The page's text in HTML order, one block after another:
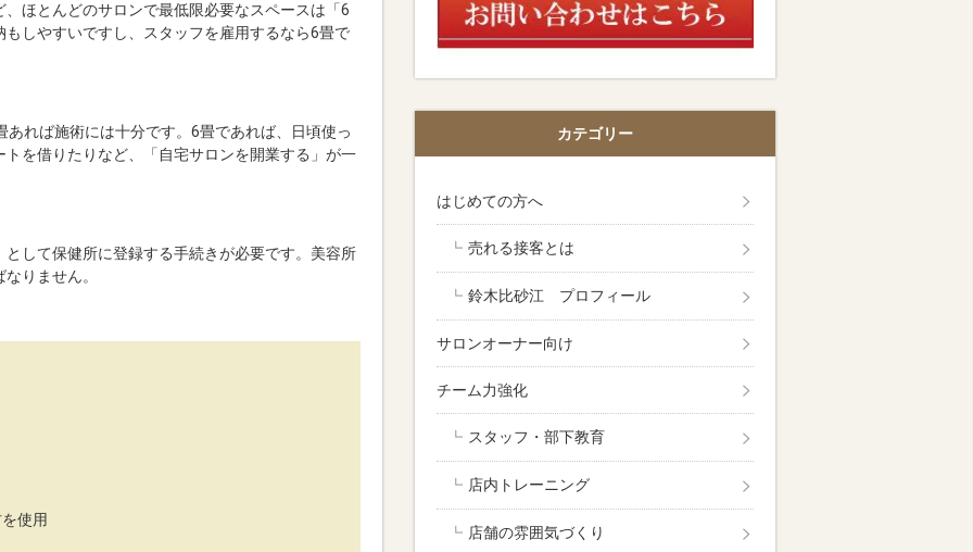
ほとんどのサロンで最低限必要なスペースは「6
しやすいですし、スタッフを雇用するなら6畳で
れば施術には十分です。6畳であれば、日頃使っ
を借りたりなど、「自宅サロンを開業する」が一
して保健所に登録する手続きが必要です。美容所
りません。
使用
カテゴリー
はじめての方へ
売れる接客とは
鈴木比砂江 プロフィール
サロンオーナー向け
チーム力強化
スタッフ・部下教育
店内トレーニング
店舗の雰囲気づくり